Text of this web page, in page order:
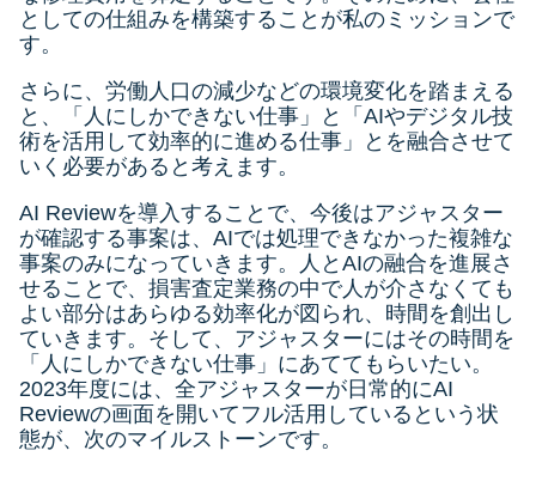
としての仕組みを構築することが私のミッションで
す。
さらに、労働人口の減少などの環境変化を踏まえる
と、「人にしかできない仕事」と「AIやデジタル技
術を活用して効率的に進める仕事」とを融合させて
いく必要があると考えます。
AI Reviewを導入することで、今後はアジャスター
が確認する事案は、AIでは処理できなかった複雑な
事案のみになっていきます。人とAIの融合を進展さ
せることで、損害査定業務の中で人が介さなくても
よい部分はあらゆる効率化が図られ、時間を創出し
ていきます。そして、アジャスターにはその時間を
「人にしかできない仕事」にあててもらいたい。
2023年度には、全アジャスターが日常的にAI
Reviewの画面を開いてフル活用しているという状
態が、次のマイルストーンです。